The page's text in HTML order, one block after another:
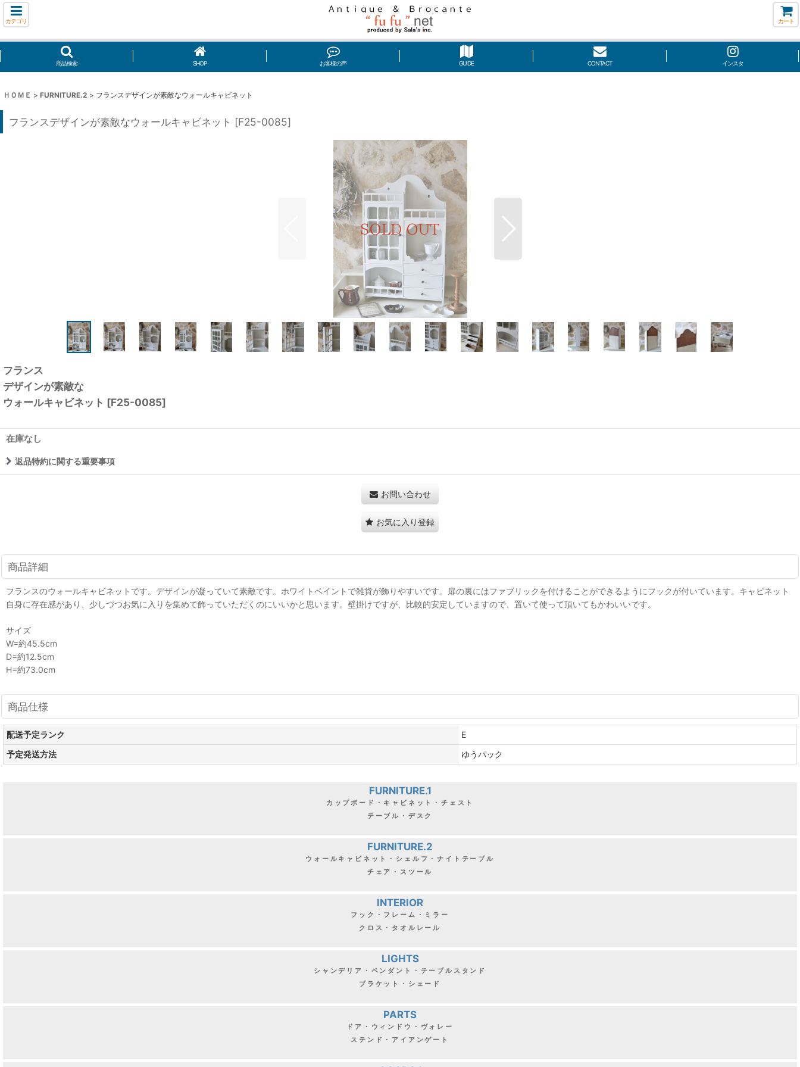
カテゴリ カート
商品検索 SHOP お客様の声 GUIDE CONTACT インスタ
ＨＯＭＥ > FURNITURE.2 > フランスデザインが素敵なウォールキャビネット
フランスデザインが素敵なウォールキャビネット [F25-0085]
フランス
デザインが素敵な
ウォールキャビネット [F25-0085]
在庫なし
返品特約に関する重要事項
お問い合わせ
お気に入り登録
商品詳細
フランスのウォールキャビネットです。デザインが凝っていて素敵です。ホワイトペイントで雑貨が飾りやすいです。扉の裏にはファブリックを付けることができるようにフックが付いています。キャビネット
自身に存在感があり、少しづつお気に入りを集めて飾っていただくのにいいかと思います。壁掛けですが、比較的安定していますので、置いて使って頂いてもかわいいです。
サイズ
W=約45.5cm
D=約12.5cm
H=約73.0cm
商品仕様
配送予定ランク
E
予定発送方法
ゆうパック
FURNITURE.1
カップボード・キャビネット・チェスト
テーブル・デスク
FURNITURE.2
ウォールキャビネット・シェルフ・ナイトテーブル
チェア・スツール
INTERIOR
フック・フレーム・ミラー
クロス・タオルレール
LIGHTS
シャンデリア・ペンダント・テーブルスタンド
ブラケット・シェード
PARTS
ドア・ウィンドウ・ヴォレー
ステンド・アイアンゲート